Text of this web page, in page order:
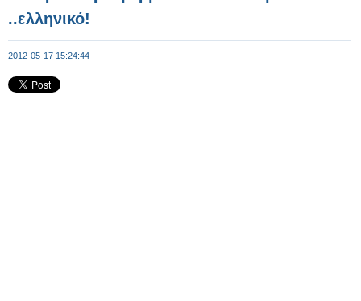
..ελληνικό!
2012-05-17 15:24:44